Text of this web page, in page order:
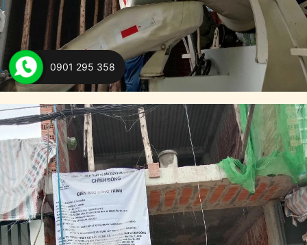
0901 295 358